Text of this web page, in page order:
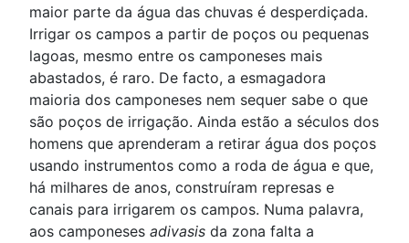
maior parte da água das chuvas é desperdiçada.
Irrigar os campos a partir de poços ou pequenas
lagoas, mesmo entre os camponeses mais
abastados, é raro. De facto, a esmagadora
maioria dos camponeses nem sequer sabe o que
são poços de irrigação. Ainda estão a séculos dos
homens que aprenderam a retirar água dos poços
usando instrumentos como a roda de água e que,
há milhares de anos, construíram represas e
canais para irrigarem os campos. Numa palavra,
aos camponeses adivasis da zona falta a